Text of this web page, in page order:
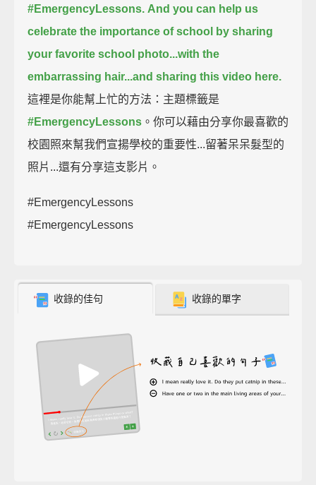
#EmergencyLessons. And you can help us
celebrate the importance of school by sharing
your favorite school photo...with the
embarrassing hair...and sharing this video here.
這裡是你能幫上忙的方法：主題標籤是
#EmergencyLessons 。你可以藉由分享你最喜歡的
校園照來幫我們宣揚學校的重要性...留著呆呆髮型的
照片...還有分享這支影片。
#EmergencyLessons
#EmergencyLessons
收錄的佳句 收錄的單字